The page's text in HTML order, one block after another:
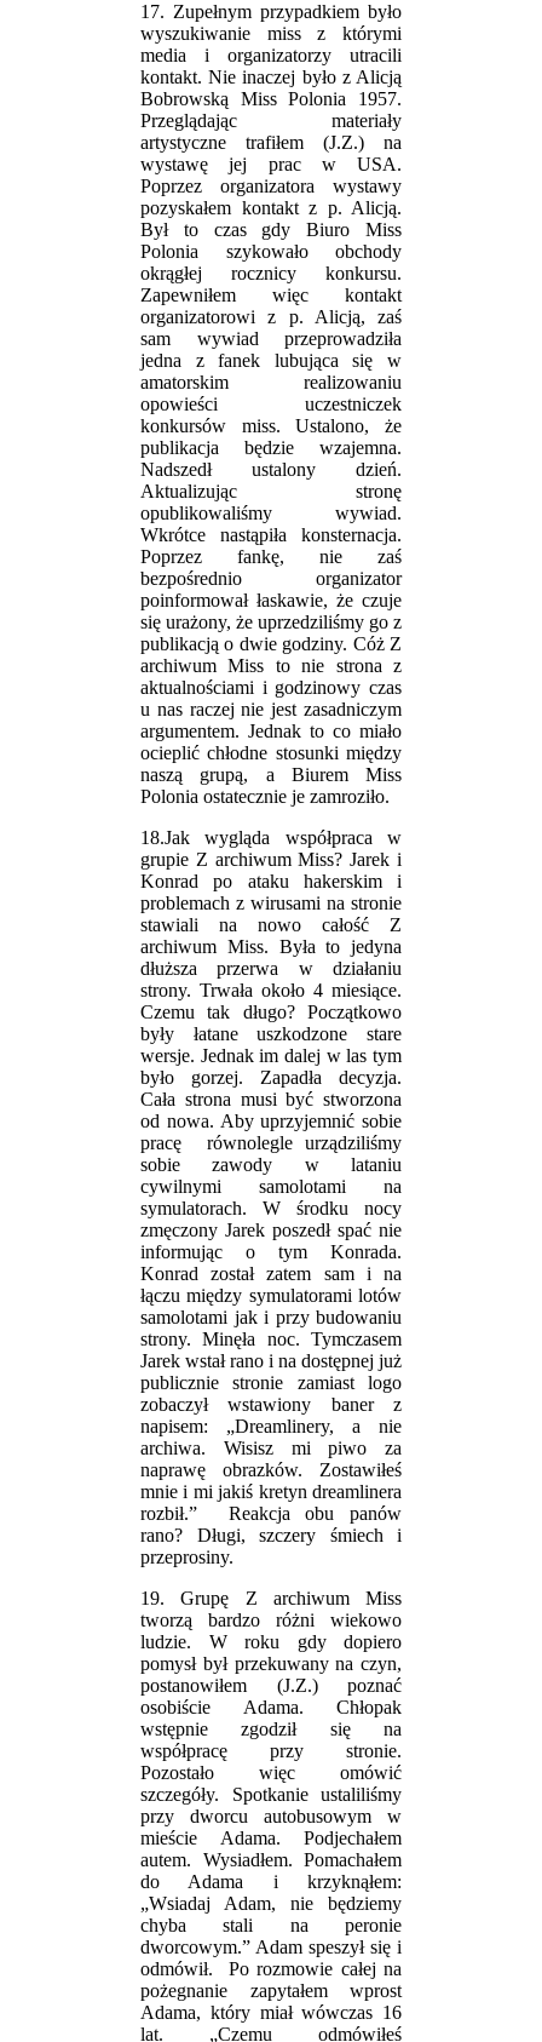
17. Zupełnym przypadkiem było
wyszukiwanie miss z którymi
media i organizatorzy utracili
kontakt. Nie inaczej było z Alicją
Bobrowską Miss Polonia 1957.
Przeglądając materiały
artystyczne trafiłem (J.Z.) na
wystawę jej prac w USA.
Poprzez organizatora wystawy
pozyskałem kontakt z p. Alicją.
Był to czas gdy Biuro Miss
Polonia szykowało obchody
okrągłej rocznicy konkursu.
Zapewniłem więc kontakt
organizatorowi z p. Alicją, zaś
sam wywiad przeprowadziła
jedna z fanek lubująca się w
amatorskim realizowaniu
opowieści uczestniczek
konkursów miss. Ustalono, że
publikacja będzie wzajemna.
Nadszedł ustalony dzień.
Aktualizując stronę
opublikowaliśmy wywiad.
Wkrótce nastąpiła konsternacja.
Poprzez fankę, nie zaś
bezpośrednio organizator
poinformował łaskawie, że czuje
się urażony, że uprzedziliśmy go z
publikacją o dwie godziny. Cóż Z
archiwum Miss to nie strona z
aktualnościami i godzinowy czas
u nas raczej nie jest zasadniczym
argumentem. Jednak to co miało
ocieplić chłodne stosunki między
naszą grupą, a Biurem Miss
Polonia ostatecznie je zamroziło.
18.Jak wygląda współpraca w
grupie Z archiwum Miss? Jarek i
Konrad po ataku hakerskim i
problemach z wirusami na stronie
stawiali na nowo całość Z
archiwum Miss. Była to jedyna
dłuższa przerwa w działaniu
strony. Trwała około 4 miesiące.
Czemu tak długo? Początkowo
były łatane uszkodzone stare
wersje. Jednak im dalej w las tym
było gorzej. Zapadła decyzja.
Cała strona musi być stworzona
od nowa. Aby uprzyjemnić sobie
pracę równolegle urządziliśmy
sobie zawody w lataniu
cywilnymi samolotami na
symulatorach. W środku nocy
zmęczony Jarek poszedł spać nie
informując o tym Konrada.
Konrad został zatem sam i na
łączu między symulatorami lotów
samolotami jak i przy budowaniu
strony. Minęła noc. Tymczasem
Jarek wstał rano i na dostępnej już
publicznie stronie zamiast logo
zobaczył wstawiony baner z
napisem: „Dreamlinery, a nie
archiwa. Wisisz mi piwo za
naprawę obrazków. Zostawiłeś
mnie i mi jakiś kretyn dreamlinera
rozbił.” Reakcja obu panów
rano? Długi, szczery śmiech i
przeprosiny.
19. Grupę Z archiwum Miss
tworzą bardzo różni wiekowo
ludzie. W roku gdy dopiero
pomysł był przekuwany na czyn,
postanowiłem (J.Z.) poznać
osobiście Adama. Chłopak
wstępnie zgodził się na
współpracę przy stronie.
Pozostało więc omówić
szczegóły. Spotkanie ustaliliśmy
przy dworcu autobusowym w
mieście Adama. Podjechałem
autem. Wysiadłem. Pomachałem
do Adama i krzyknąłem:
„Wsiadaj Adam, nie będziemy
chyba stali na peronie
dworcowym.” Adam speszył się i
odmówił. Po rozmowie całej na
pożegnanie zapytałem wprost
Adama, który miał wówczas 16
lat. „Czemu odmówiłeś